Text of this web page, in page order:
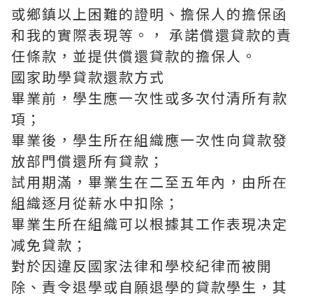
或鄉鎮以上困難的證明、擔保人的擔保函
和我的實際表現等。， 承諾償還貸款的責
任條款，並提供償還貸款的擔保人。
國家助學貸款還款方式
畢業前，學生應一次性或多次付清所有款
項；
畢業後，學生所在組織應一次性向貸款發
放部門償還所有貸款；
試用期滿，畢業生在二至五年內，由所在
組織逐月從薪水中扣除；
畢業生所在組織可以根據其工作表現决定
减免貸款；
對於因違反國家法律和學校紀律而被開
除、責令退學或自願退學的貸款學生，其